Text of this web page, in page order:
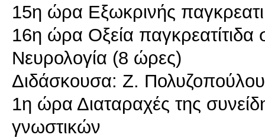
15η ώρα Εξωκρινής
16η ώρα Οξεία
Νευρολογία (8 ώρες)
Διδάσκουσα: Ζ. Πολυζοπούλου
1η ώρα Διαταραχές της
γνωστικών